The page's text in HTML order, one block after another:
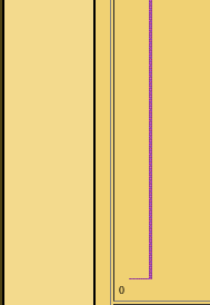
0